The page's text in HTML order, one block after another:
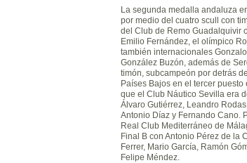
La segunda medalla andaluza
por medio del cuatro scull con
del Club de Remo Guadalquivir
Emilio Fernández, el olímpico
también internacionales
González Buzón, además de
timón, subcampeón por detrás
Países Bajos en el tercer
que el Club Náutico Sevilla era
Álvaro Gutiérrez, Leandro
Antonio Díaz y Fernando Cano.
Real Club Mediterráneo de
Final B con Antonio Pérez de la
Ferrer, Mario García, Ramón
Felipe Méndez.